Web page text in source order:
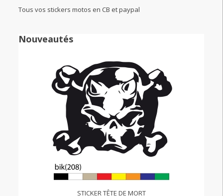
Tous vos stickers motos en CB et paypal
Nouveautés
STICKER TÊTE DE MORT